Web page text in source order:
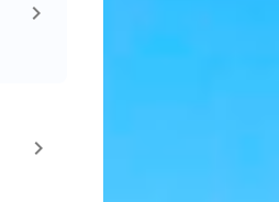
keyboard_arrow_right